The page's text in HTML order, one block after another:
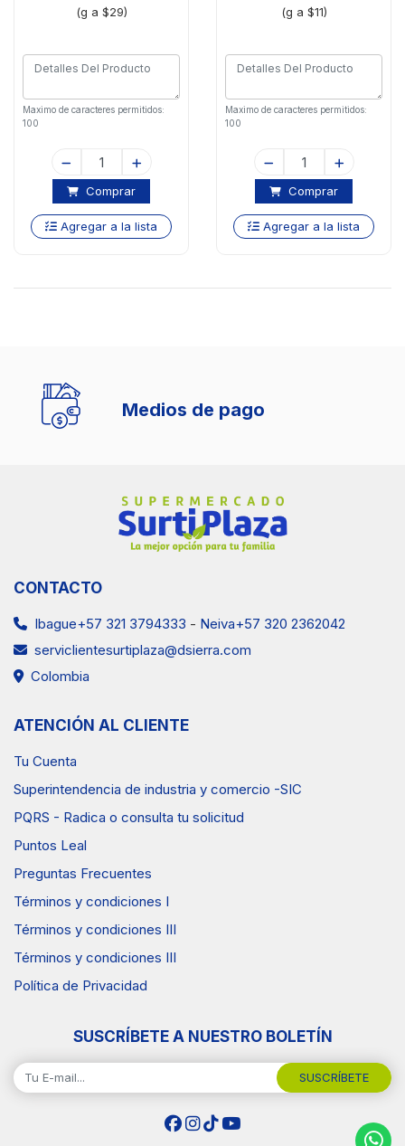
(g a $29)
Maximo de caracteres permitidos:
100
Comprar
Agregar a la lista
(g a $11)
Maximo de caracteres permitidos:
100
Comprar
Agregar a la lista
Medios de pago
CONTACTO
Ibague+57 321 3794333 - Neiva+57 320 2362042
serviclientesurtiplaza@dsierra.com
Colombia
ATENCIÓN AL CLIENTE
Tu Cuenta
Superintendencia de industria y comercio -SIC
PQRS - Radica o consulta tu solicitud
Puntos Leal
Preguntas Frecuentes
Términos y condiciones I
Términos y condiciones III
Términos y condiciones III
Política de Privacidad
SUSCRÍBETE A NUESTRO BOLETÍN
SUSCRÍBETE